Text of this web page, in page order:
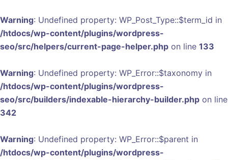
Warning: Undefined property: WP_Post_Type::$term_id in
/htdocs/wp-content/plugins/wordpress-
seo/src/helpers/current-page-helper.php on line 133
Warning: Undefined property: WP_Error::$taxonomy in
/htdocs/wp-content/plugins/wordpress-
seo/src/builders/indexable-hierarchy-builder.php on line
342
Warning: Undefined property: WP_Error::$parent in
/htdocs/wp-content/plugins/wordpress-